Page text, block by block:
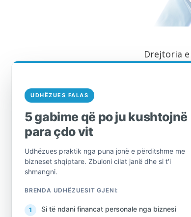
Drejtoria
përfitimin
fundit i
Burimi:
UDHËZUES FALAS
5 gabime që po ju kushtojnë
para çdo vit
Udhëzues praktik nga puna jonë e përditshme me
bizneset shqiptare. Zbuloni cilat janë dhe si t'i
shmangni.
BRENDA UDHËZUESIT GJENI:
Si të ndani financat personale nga biznesi